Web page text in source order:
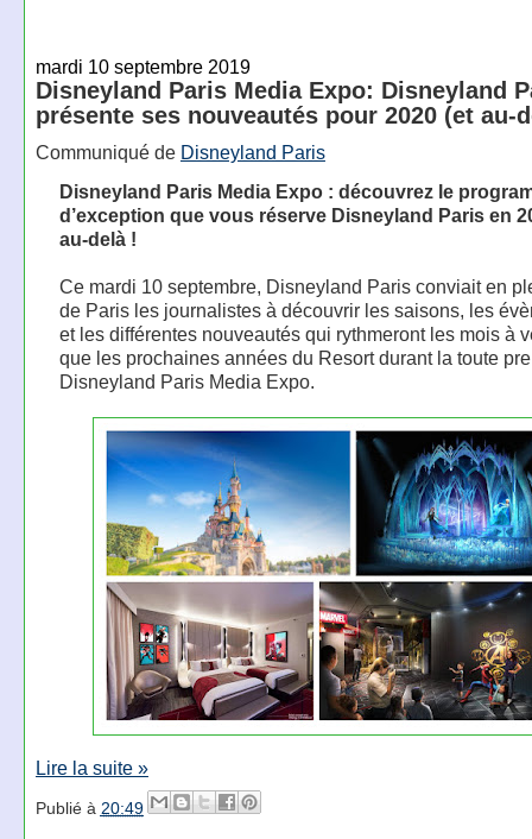
mardi 10 septembre 2019
Disneyland Paris Media Expo: Disneyland
présente ses nouveautés pour 2020 (et au-
Communiqué de Disneyland Paris
Disneyland Paris Media Expo : découvrez le
d’exception que vous réserve Disneyland Paris en
au-delà !
Ce mardi 10 septembre, Disneyland Paris conviait en
de Paris les journalistes à découvrir les saisons, les
et les différentes nouveautés qui rythmeront les mois à
que les prochaines années du Resort durant la toute
Disneyland Paris Media Expo.
Lire la suite »
Publié à 20:49